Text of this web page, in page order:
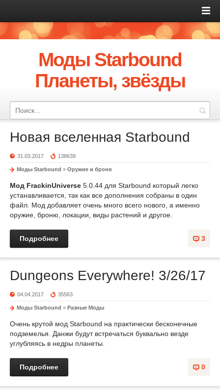
Моды Starbound
Планеты, звёзды
Новая вселенная Starbound
31.03.2017 138639
Моды Starbound » Оружие и броня
Мод FrackinUniverse 5.0.44 для Starbound который легко
устанавливается, так как все дополнения собраны в один
файл. Мод добавляет очень много всего нового, а именно
оружие, броню, локации, виды растений и другое.
3
Подробнее
Dungeons Everywhere! 3/26/17
04.04.2017 35563
Моды Starbound » Разные Моды
Очень крутой мод Starbound на практически бесконечные
подземелья. Данжи будут встречаться буквально везде
углубляясь в недры планеты.
0
Подробнее